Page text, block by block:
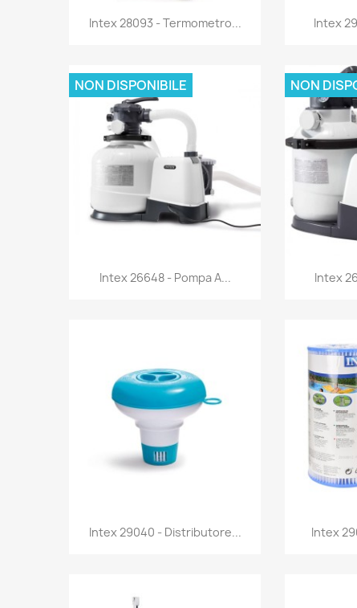
Anteprima
Intex 28093 - Termometro... 
Intex
Anteprima
Intex 26648 - Pompa A...
NON DISPONIBILE

Intex
NON
Anteprima
Intex 29040 - Distributore... 
Intex